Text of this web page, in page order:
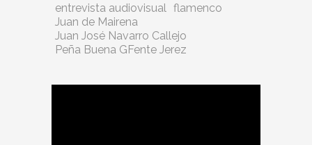
entrevista audiovisual
flamenco
Juan de Mairena
Juan José Navarro Callejo
Peña Buena GFente Jerez